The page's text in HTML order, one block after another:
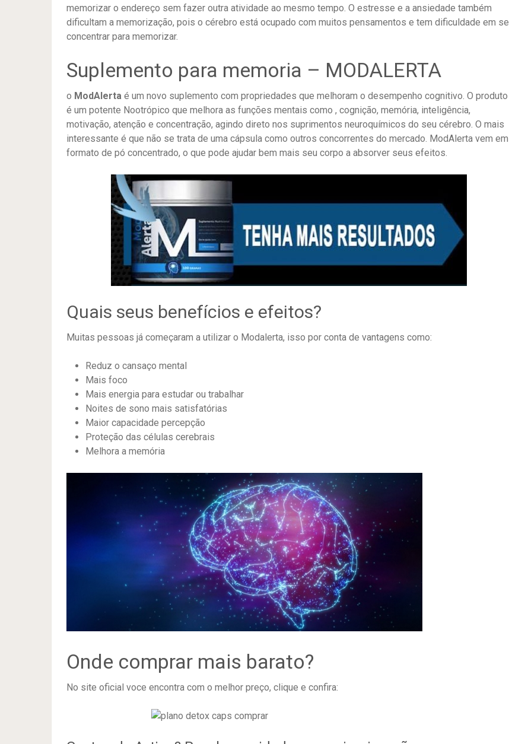
memorizar o endereço sem fazer outra atividade ao mesmo tempo. O estresse e a ansiedade também
dificultam a memorização, pois o cérebro está ocupado com muitos pensamentos e tem dificuldade em se
concentrar para memorizar.
Suplemento para memoria – MODALERTA
o ModAlerta é um novo suplemento com propriedades que melhoram o desempenho cognitivo. O produto
é um potente Nootrópico que melhora as funções mentais como , cognição, memória, inteligência,
motivação, atenção e concentração, agindo direto nos suprimentos neuroquímicos do seu cérebro. O mais
interessante é que não se trata de uma cápsula como outros concorrentes do mercado. ModAlerta vem em
formato de pó concentrado, o que pode ajudar bem mais seu corpo a absorver seus efeitos.
Quais seus benefícios e efeitos?
Muitas pessoas já começaram a utilizar o Modalerta, isso por conta de vantagens como:
Reduz o cansaço mental
Mais foco
Mais energia para estudar ou trabalhar
Noites de sono mais satisfatórias
Maior capacidade percepção
Proteção das células cerebrais
Melhora a memória
Onde comprar mais barato?
No site oficial voce encontra com o melhor preço, clique e confira: